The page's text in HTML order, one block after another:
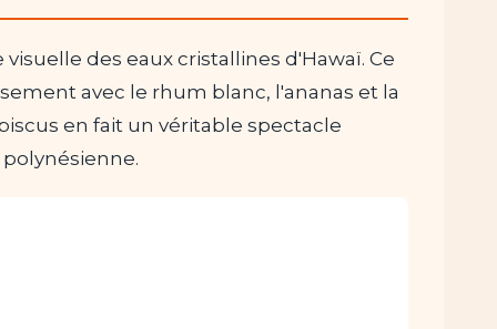
des eaux cristallines d'Hawaï. Ce
avec le rhum blanc, l'ananas et la
en fait un véritable spectacle